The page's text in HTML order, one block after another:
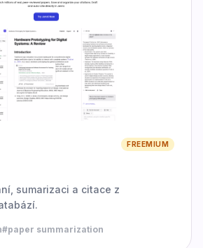
FREEMIUM
sumarizaci a citace z
#paper summarization